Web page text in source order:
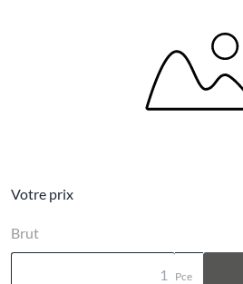
Votre prix
Brut
Pce